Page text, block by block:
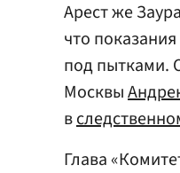
Арест же
что
под пытками.
Москвы
в
Глава